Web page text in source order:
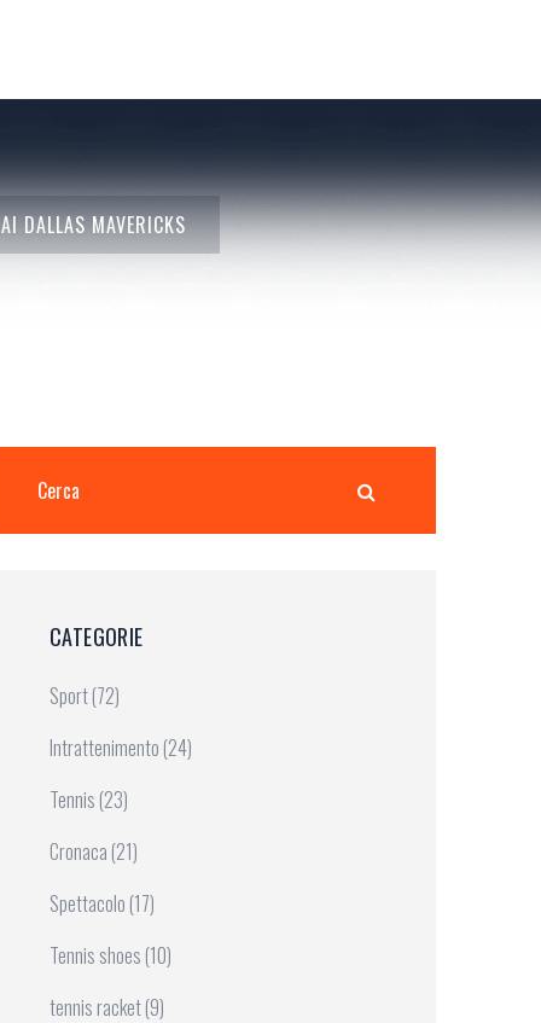
DALLAS MAVERICKS
CATEGORIE
Sport(72)
Intrattenimento (24)
Tennis (23)
Cronaca (21)
Spettacolo (17)
Tennis shoes (10)
tennis racket(9)